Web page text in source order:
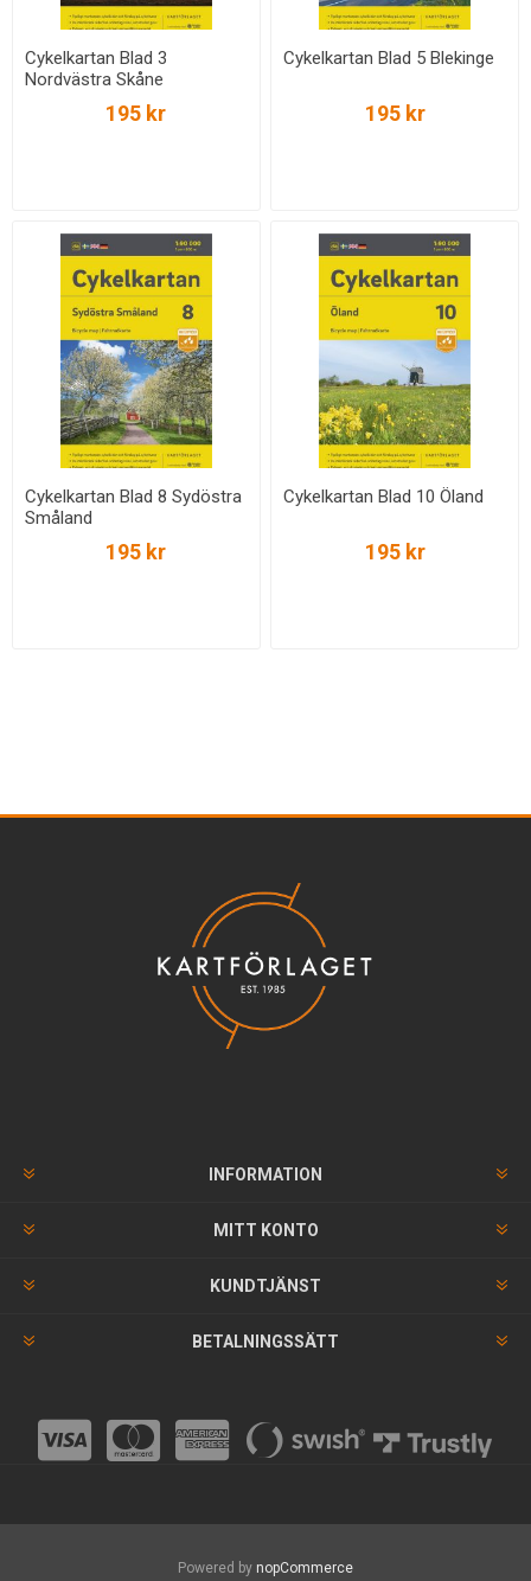
Cykelkartan Blad 3
Nordvästra Skåne
195 kr
Cykelkartan Blad 5 Blekinge
195 kr
Cykelkartan Blad 8 Sydöstra
Småland
195 kr
Cykelkartan Blad 10 Öland
195 kr
INFORMATION
MITT KONTO
KUNDTJÄNST
BETALNINGSSÄTT
Powered by nopCommerce